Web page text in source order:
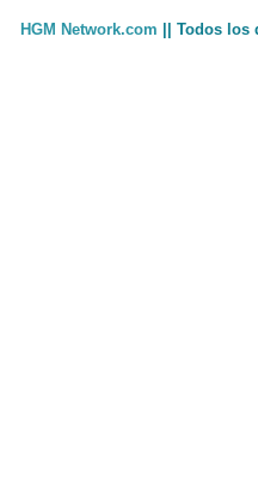
HGM Network.com || Todos los